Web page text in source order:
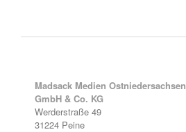
Madsack Medien Ostniedersachsen
GmbH & Co. KG
Werderstraße 49
31224 Peine